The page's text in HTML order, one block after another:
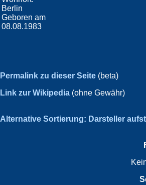
Berlin
Geboren am
08.08.1983
Permalink zu dieser Seite (beta)
Link zur Wikipedia (ohne Gewähr)
Alternative Sortierung: Darsteller